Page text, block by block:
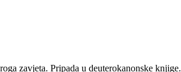
zavjeta. Pripada u deuterokanonske knjige.